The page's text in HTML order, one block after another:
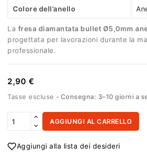
Colore dell’anello
La fresa diamantata bullet Ø5,0mm
progettata per lavorazioni durante la
professionale.
2,90 €
Tasse escluse Consegna: 3–10 giorni a
AGGIUNGI AL CARRELLO
Aggiungi alla lista dei desideri